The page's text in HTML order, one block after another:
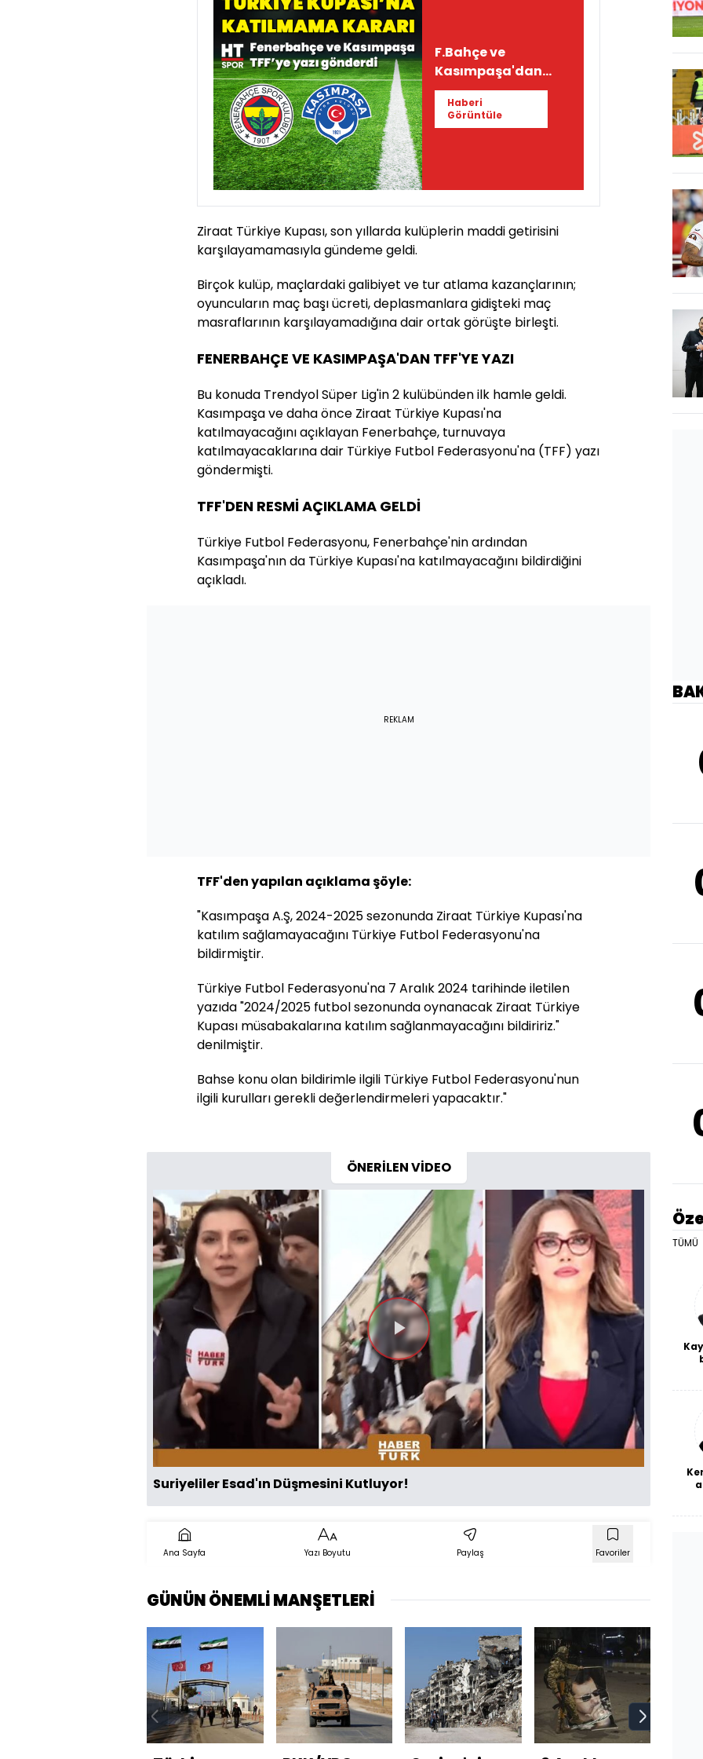
F.Bahçe ve
Kasımpaşa'dan
Türkiye Kupası
kararı!
Haberi
Görüntüle
Ziraat Türkiye Kupası, son yıllarda kulüplerin maddi getirisini
karşılayamamasıyla gündeme geldi.
Birçok kulüp, maçlardaki galibiyet ve tur atlama kazançlarının;
oyuncuların maç başı ücreti, deplasmanlara gidişteki maç
masraflarının karşılayamadığına dair ortak görüşte birleşti.
FENERBAHÇE VE KASIMPAŞA'DAN TFF'YE YAZI
Bu konuda Trendyol Süper Lig'in 2 kulübünden ilk hamle geldi.
Kasımpaşa ve daha önce Ziraat Türkiye Kupası'na
katılmayacağını açıklayan Fenerbahçe, turnuvaya
katılmayacaklarına dair Türkiye Futbol Federasyonu'na (TFF) yazı
göndermişti.
TFF'DEN RESMİ AÇIKLAMA GELDİ
Türkiye Futbol Federasyonu, Fenerbahçe'nin ardından
Kasımpaşa'nın da Türkiye Kupası'na katılmayacağını bildirdiğini
açıkladı.
REKLAM
TFF'den yapılan açıklama şöyle:
"Kasımpaşa A.Ş, 2024-2025 sezonunda Ziraat Türkiye Kupası'na
katılım sağlamayacağını Türkiye Futbol Federasyonu'na
bildirmiştir.
Türkiye Futbol Federasyonu'na 7 Aralık 2024 tarihinde iletilen
yazıda "2024/2025 futbol sezonunda oynanacak Ziraat Türkiye
Kupası müsabakalarına katılım sağlanmayacağını bildiririz."
denilmiştir.
Bahse konu olan bildirimle ilgili Türkiye Futbol Federasyonu'nun
ilgili kurulları gerekli değerlendirmeleri yapacaktır."
ÖNERİLEN VİDEO
Videoyu
Oynat
Suriyeliler Esad'ın Düşmesini Kutluyor!
Ana Sayfa Yazı Boyutu Paylaş Favoriler
GÜNÜN ÖNEMLİ MANŞETLERİ
TÜMÜ